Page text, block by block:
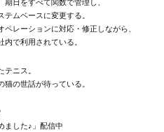
期日をすべて関数で管理し、
テムベースに変更する。
ペレーションに対応・修正しながら、
内で利用されている。
テニス。
猫の世話が待っている。
ました♪」配信中